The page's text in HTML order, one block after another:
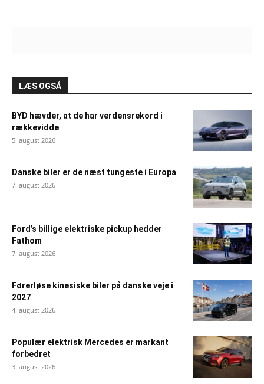
LÆS OGSÅ
BYD hævder, at de har verdensrekord i
rækkevidde
5. august 2026
Danske biler er de næst tungeste i Europa
7. august 2026
Ford’s billige elektriske pickup hedder
Fathom
7. august 2026
Førerløse kinesiske biler på danske veje i
2027
4. august 2026
Populær elektrisk Mercedes er markant
forbedret
3. august 2026